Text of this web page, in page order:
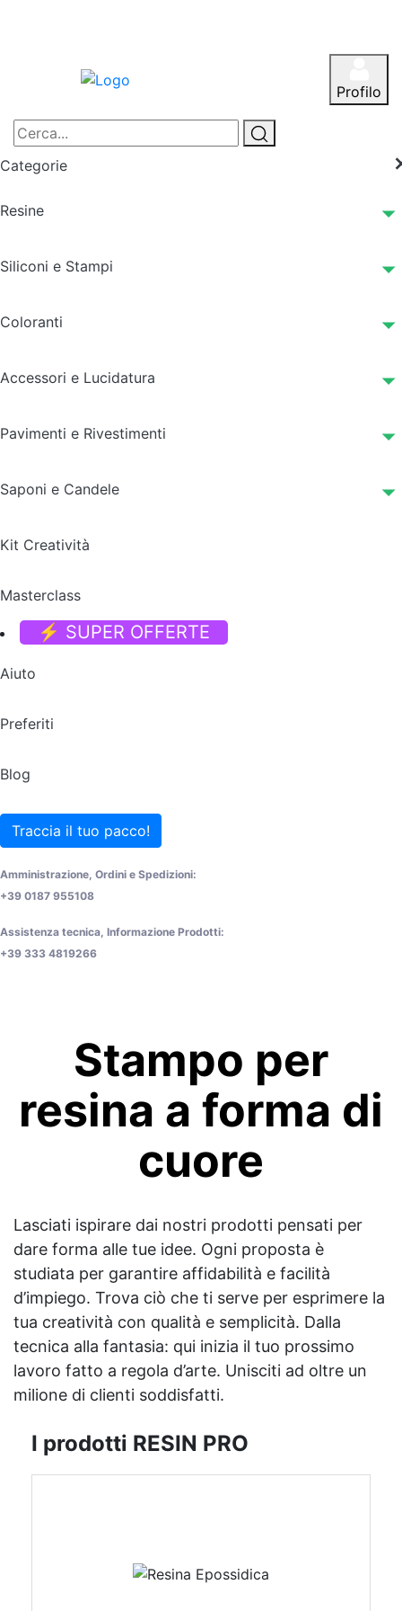
Profilo
Categorie
Resine
Siliconi e Stampi
Coloranti
Accessori e Lucidatura
Pavimenti e Rivestimenti
Saponi e Candele
Kit Creatività
Masterclass
⚡ SUPER OFFERTE
Aiuto
Preferiti
Blog
Traccia il tuo pacco!
Amministrazione, Ordini e Spedizioni:
+39 0187 955108
Assistenza tecnica, Informazione Prodotti:
+39 333 4819266
Stampo per
resina a forma di
cuore
Lasciati ispirare dai nostri prodotti pensati per
dare forma alle tue idee. Ogni proposta è
studiata per garantire affidabilità e facilità
d’impiego. Trova ciò che ti serve per esprimere la
tua creatività con qualità e semplicità. Dalla
tecnica alla fantasia: qui inizia il tuo prossimo
lavoro fatto a regola d’arte. Unisciti ad oltre un
milione di clienti soddisfatti.
I prodotti RESIN PRO